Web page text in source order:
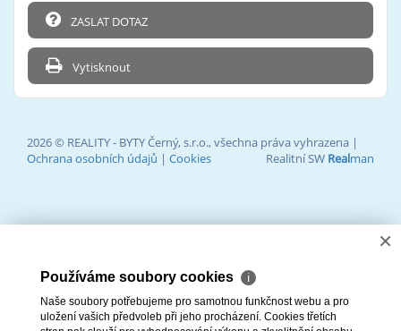
ZASLAT DOTAZ
Vytisknout
2026 © REALITY - BYTY Černý, s.r.o., všechna práva vyhrazena |
Ochrana osobních údajů | Cookies Realitní SW Realman
×
Používáme soubory cookies ℹ
Naše soubory potřebujeme pro samotnou funkčnost webu a pro
uložení vašich předvoleb při jeho procházení. Cookies třetích